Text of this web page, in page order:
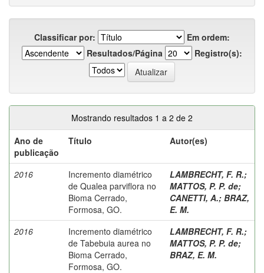
Classificar por:
Em ordem:
Resultados/Página
Registro(s):
Mostrando resultados 1 a 2 de 2
Ano de
publicação
Título Autor(es)
2016
Incremento diamétrico
de Qualea parviflora no
Bioma Cerrado,
Formosa, GO.
LAMBRECHT, F. R.;
MATTOS, P. P. de;
CANETTI, A.; BRAZ,
E. M.
2016
Incremento diamétrico
de Tabebuia aurea no
Bioma Cerrado,
Formosa, GO.
LAMBRECHT, F. R.;
MATTOS, P. P. de;
BRAZ, E. M.